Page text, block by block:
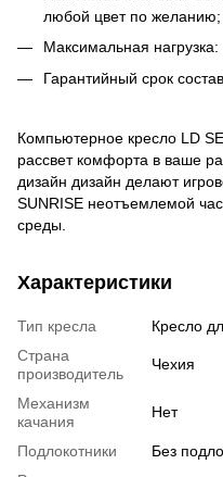
любой цвет по желанию;
Максимальная нагрузка:
Гарантийный срок
Компьютерное кресло LD
рассвет комфорта в ваше
дизайн дизайн делают
SUNRISE неотъемлемой
среды.
Характеристики
Тип кресла
Кресло
Страна
производитель
Чехия
Механизм
качания
Нет
Подлокотники
Без